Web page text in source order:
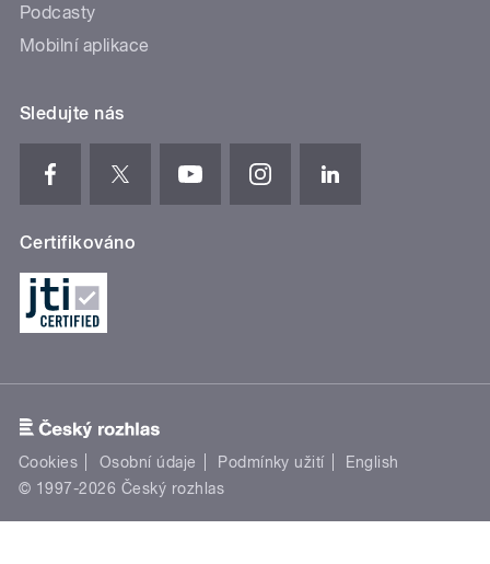
Podcasty
Mobilní aplikace
Sledujte nás
Certifikováno
Cookies Osobní údaje Podmínky užití
English
© 1997-2026 Český rozhlas